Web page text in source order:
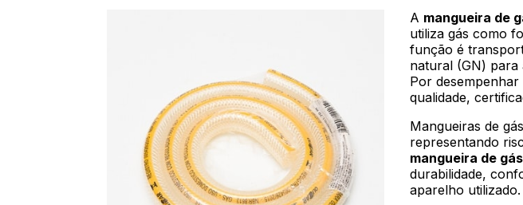
A mangueira de
utiliza gás como
função é
natural (GN) para
Por
qualidade,
Mangueiras de
representando
mangueira de
durabilidade,
aparelho utilizado.